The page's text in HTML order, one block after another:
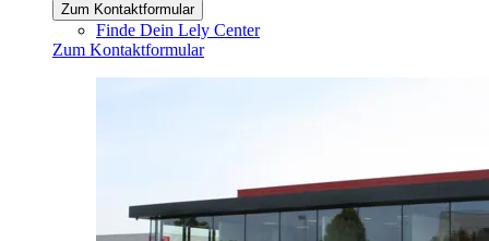
Zum Kontaktformular
Finde Dein Lely Center
Zum Kontaktformular